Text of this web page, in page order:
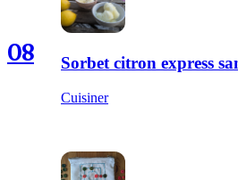
08 Sorbet citron express
Cuisiner